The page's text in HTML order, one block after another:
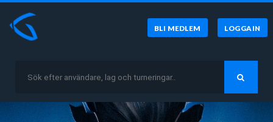
BLI MEDLEM LOGGA IN